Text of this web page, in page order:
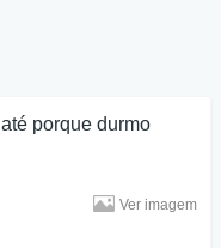
porque durmo
Ver imagem